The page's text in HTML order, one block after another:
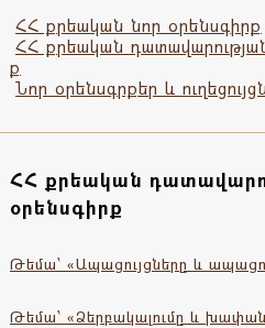
ՀՀ քրեական նոր օրենսգիրք
ՀՀ քրեական
ք
Նոր օրենսգրքեր և
ՀՀ քրեական
օրենսգիրք
Թեմա՝ «Ապացույցները և
Թեմա՝ «Ձերբակալումը և